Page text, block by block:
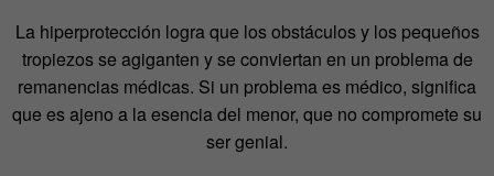
La hiperprotección logra que los obstáculos y los pequeños
tropiezos se agiganten y se conviertan en un problema de
remanencias médicas. Si un problema es médico, significa
que es ajeno a la esencia del menor, que no compromete su
ser genial.